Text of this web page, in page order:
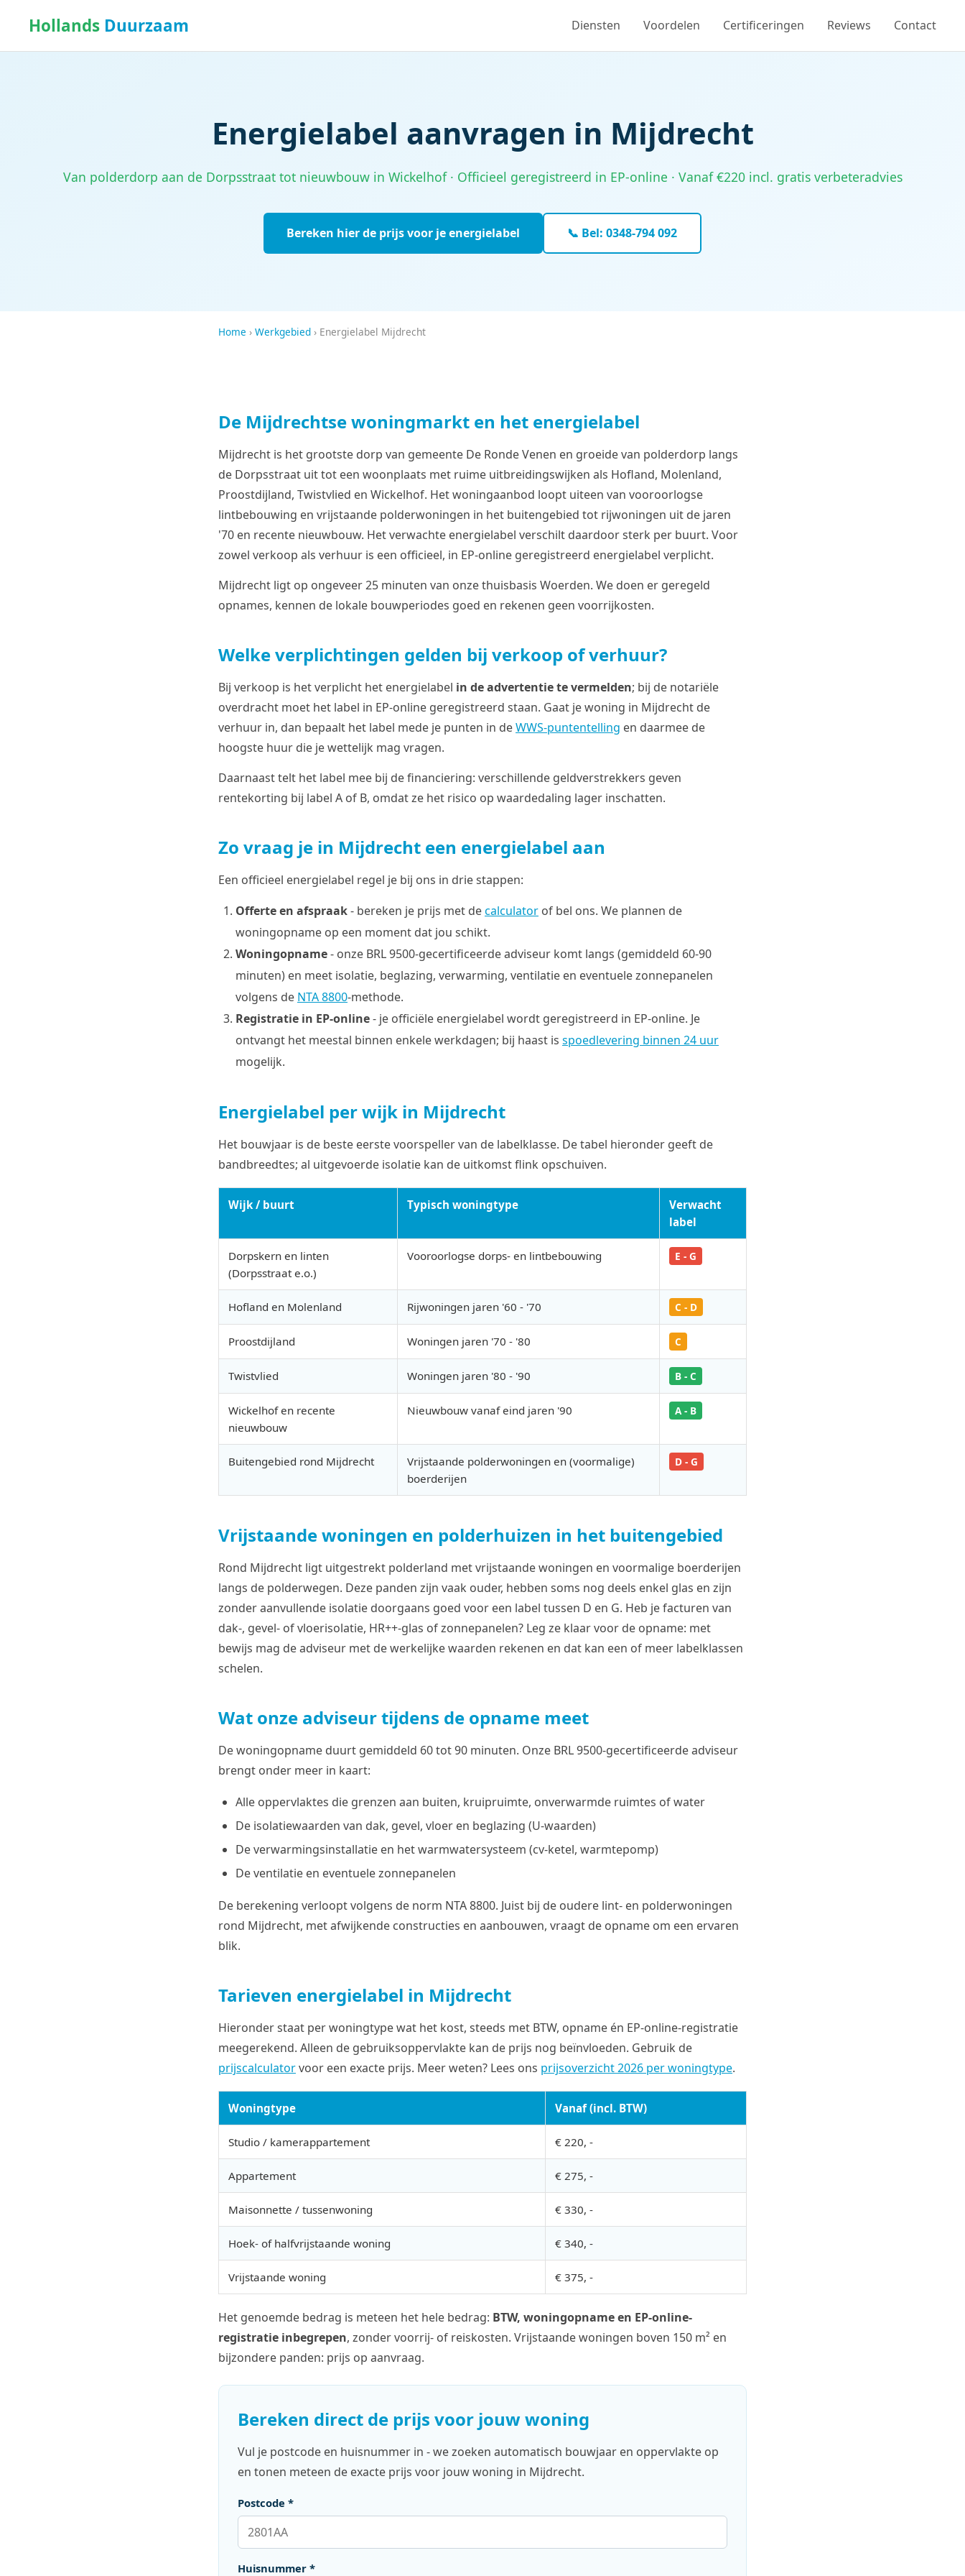
Hollands Duurzaam Diensten Voordelen Certificeringen Reviews Contact
Energielabel aanvragen in Mijdrecht
Van polderdorp aan de Dorpsstraat tot nieuwbouw in Wickelhof · Officieel geregistreerd in EP-online · Vanaf €220 incl. gratis verbeteradvies
Bereken hier de prijs voor je energielabel 📞 Bel: 0348-794 092
Home › Werkgebied › Energielabel Mijdrecht
De Mijdrechtse woningmarkt en het energielabel
Mijdrecht is het grootste dorp van gemeente De Ronde Venen en groeide van polderdorp langs
de Dorpsstraat uit tot een woonplaats met ruime uitbreidingswijken als Hofland, Molenland,
Proostdijland, Twistvlied en Wickelhof. Het woningaanbod loopt uiteen van vooroorlogse
lintbebouwing en vrijstaande polderwoningen in het buitengebied tot rijwoningen uit de jaren
'70 en recente nieuwbouw. Het verwachte energielabel verschilt daardoor sterk per buurt. Voor
zowel verkoop als verhuur is een officieel, in EP-online geregistreerd energielabel verplicht.
Mijdrecht ligt op ongeveer 25 minuten van onze thuisbasis Woerden. We doen er geregeld
opnames, kennen de lokale bouwperiodes goed en rekenen geen voorrijkosten.
Welke verplichtingen gelden bij verkoop of verhuur?
Bij verkoop is het verplicht het energielabel in de advertentie te vermelden; bij de notariële
overdracht moet het label in EP-online geregistreerd staan. Gaat je woning in Mijdrecht de
verhuur in, dan bepaalt het label mede je punten in deWWS-puntentelling en daarmee de
hoogste huur die je wettelijk mag vragen.
Daarnaast telt het label mee bij de financiering: verschillende geldverstrekkers geven
rentekorting bij label A of B, omdat ze het risico op waardedaling lager inschatten.
Zo vraag je in Mijdrecht een energielabel aan
Een officieel energielabel regel je bij ons in drie stappen:
Offerte en afspraak- bereken je prijs met decalculator of bel ons. We plannen de
woningopname op een moment dat jou schikt.
Woningopname- onze BRL 9500-gecertificeerde adviseur komt langs (gemiddeld 60-90
minuten) en meet isolatie, beglazing, verwarming, ventilatie en eventuele zonnepanelen
volgens de NTA 8800-methode.
Registratie in EP-online- je officiële energielabel wordt geregistreerd in EP-online. Je
ontvangt het meestal binnen enkele werkdagen; bij haast is spoedlevering binnen 24 uur
mogelijk.
Energielabel per wijk in Mijdrecht
Het bouwjaar is de beste eerste voorspeller van de labelklasse. De tabel hieronder geeft de
bandbreedtes; al uitgevoerde isolatie kan de uitkomst flink opschuiven.
Wijk / buurt Typisch woningtype
Verwacht
label
Dorpskern en linten
(Dorpsstraat e.o.)
Vooroorlogse dorps- en lintbebouwing E - G
Hofland en Molenland Rijwoningen jaren '60 - '70 C - D
Proostdijland Woningen jaren '70 - '80 C
Twistvlied Woningen jaren '80 - '90 B - C
Wickelhof en recente
nieuwbouw
Nieuwbouw vanaf eind jaren '90 A - B
Buitengebied rond Mijdrecht
Vrijstaande polderwoningen en (voormalige)
boerderijen
D - G
Vrijstaande woningen en polderhuizen in het buitengebied
Rond Mijdrecht ligt uitgestrekt polderland met vrijstaande woningen en voormalige boerderijen
langs de polderwegen. Deze panden zijn vaak ouder, hebben soms nog deels enkel glas en zijn
zonder aanvullende isolatie doorgaans goed voor een label tussen D en G. Heb je facturen van
dak-, gevel- of vloerisolatie, HR++-glas of zonnepanelen? Leg ze klaar voor de opname: met
bewijs mag de adviseur met de werkelijke waarden rekenen en dat kan een of meer labelklassen
schelen.
Wat onze adviseur tijdens de opname meet
De woningopname duurt gemiddeld 60 tot 90 minuten. Onze BRL 9500-gecertificeerde adviseur
brengt onder meer in kaart:
Alle oppervlaktes die grenzen aan buiten, kruipruimte, onverwarmde ruimtes of water
De isolatiewaarden van dak, gevel, vloer en beglazing (U-waarden)
De verwarmingsinstallatie en het warmwatersysteem (cv-ketel, warmtepomp)
De ventilatie en eventuele zonnepanelen
De berekening verloopt volgens de norm NTA 8800. Juist bij de oudere lint- en polderwoningen
rond Mijdrecht, met afwijkende constructies en aanbouwen, vraagt de opname om een ervaren
blik.
Tarieven energielabel in Mijdrecht
Hieronder staat per woningtype wat het kost, steeds met BTW, opname én EP-online-registratie
meegerekend. Alleen de gebruiksoppervlakte kan de prijs nog beïnvloeden. Gebruik de
prijscalculatorvoor een exacte prijs. Meer weten? Lees ons prijsoverzicht 2026 per woningtype.
Woningtype Vanaf (incl. BTW)
Studio / kamerappartement € 220, -
Appartement € 275, -
Maisonnette / tussenwoning € 330, -
Hoek- of halfvrijstaande woning € 340, -
Vrijstaande woning € 375, -
Het genoemde bedrag is meteen het hele bedrag: BTW, woningopname en EP-online-
registratie inbegrepen, zonder voorrij- of reiskosten. Vrijstaande woningen boven 150 m² en
bijzondere panden: prijs op aanvraag.
Bereken direct de prijs voor jouw woning
Vul je postcode en huisnummer in - we zoeken automatisch bouwjaar en oppervlakte op
en tonen meteen de exacte prijs voor jouw woning in Mijdrecht.
Postcode *
Huisnummer *